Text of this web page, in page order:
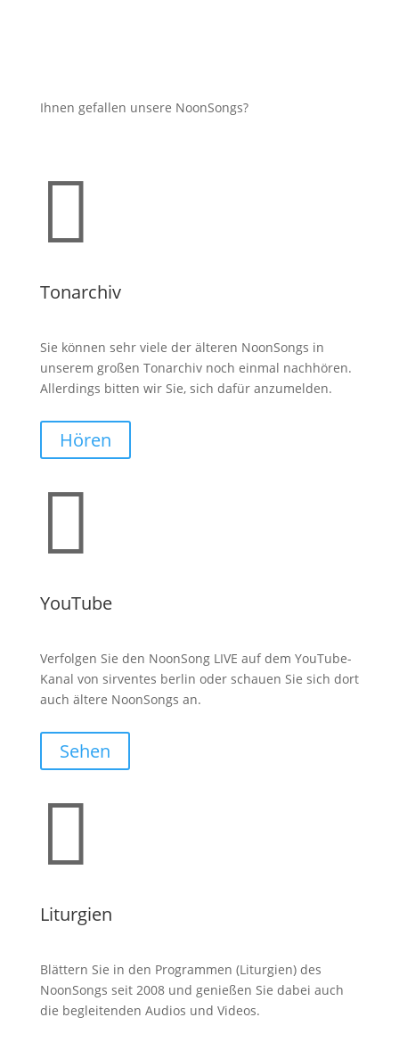
Ihnen gefallen unsere NoonSongs?

Tonarchiv
Sie können sehr viele der älteren NoonSongs in
unserem großen Tonarchiv noch einmal nachhören.
Allerdings bitten wir Sie, sich dafür anzumelden.
Hören

YouTube
Verfolgen Sie den NoonSong LIVE auf dem YouTube-
Kanal von sirventes berlin oder schauen Sie sich dort
auch ältere NoonSongs an.
Sehen

Liturgien
Blättern Sie in den Programmen (Liturgien) des
NoonSongs seit 2008 und genießen Sie dabei auch
die begleitenden Audios und Videos.